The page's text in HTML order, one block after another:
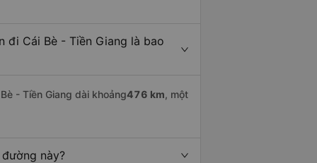
đi Cái Bè - Tiền Giang là bao
- Tiền Giang dài khoảng476 km, một
này?